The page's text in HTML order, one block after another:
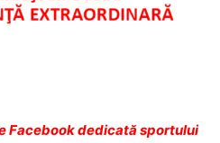
Facebook dedicată sportului